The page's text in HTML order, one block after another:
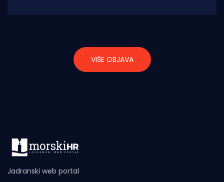
economic engine of
VIŠE OBJAVA
Jadranski web portal